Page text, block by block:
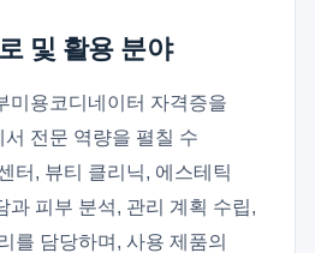
및 활용 분야
미용코디네이터 자격증을
전문 역량을 펼칠 수
터, 뷰티 클리닉, 에스테틱
과 피부 분석, 관리 계획 수립,
를 담당하며, 사용 제품의